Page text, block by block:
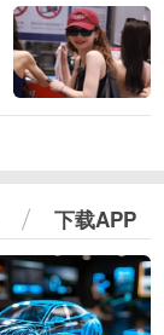
下载APP